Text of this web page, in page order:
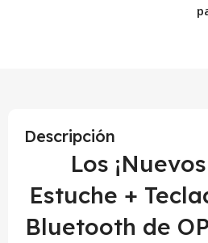
Descripción
Los
Estuche +
Bluetooth de